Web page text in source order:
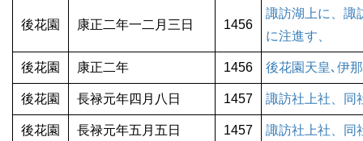
後花園 康正二年一二月三日 1456
諏訪湖上に、諏
に注進す、
後花園 康正二年 1456 後花園天皇､伊
後花園 長禄元年四月八日 1457 諏訪社上社、同
後花園 長禄元年五月五日 1457 諏訪社上社、同